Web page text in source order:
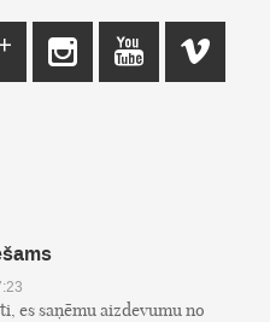
es saņēmu aizdevumu no